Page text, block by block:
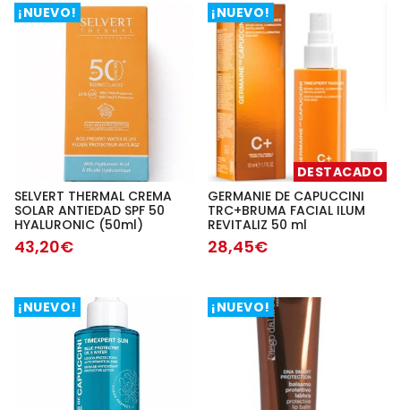
¡NUEVO!
SELVERT THERMAL CREMA
SOLAR ANTIEDAD SPF 50
HYALURONIC (50ml)
43,20€
DESTACADO
¡NUEVO!
GERMANIE DE CAPUCCINI
TRC+BRUMA FACIAL ILUM
REVITALIZ 50 ml
28,45€
¡NUEVO! ¡NUEVO!